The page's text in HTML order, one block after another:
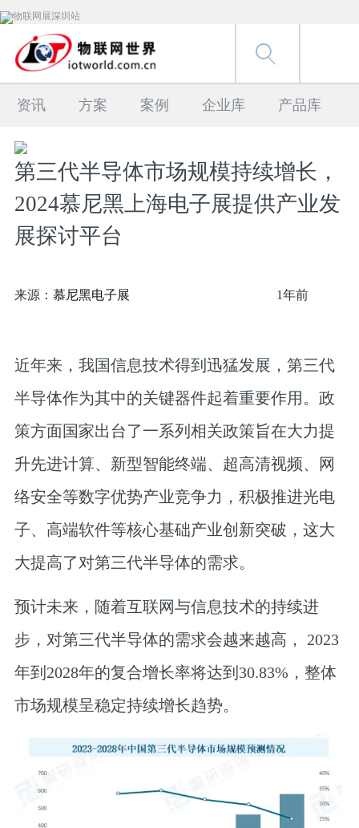
资讯 方案 案例 企业库 产品库
第三代半导体市场规模持续增长，
2024慕尼黑上海电子展提供产业发
展探讨平台
来源： 慕尼黑电子展 1年前
近年来，我国信息技术得到迅猛发展，第三代
半导体作为其中的关键器件起着重要作用。政
策方面国家出台了一系列相关政策旨在大力提
升先进计算、新型智能终端、超高清视频、网
络安全等数字优势产业竞争力，积极推进光电
子、高端软件等核心基础产业创新突破，这大
大提高了对第三代半导体的需求。
预计未来，随着互联网与信息技术的持续进
步，对第三代半导体的需求会越来越高， 2023
年到2028年的复合增长率将达到30.83%，整体
市场规模呈稳定持续增长趋势。